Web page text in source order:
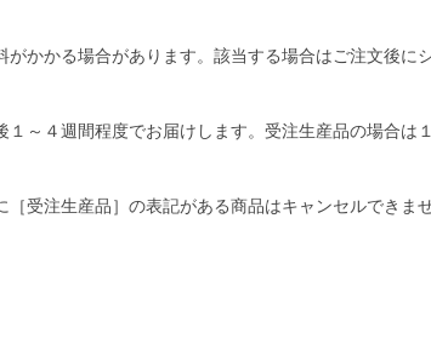
かかる場合があります。該当する場合はご注文後に
～４週間程度でお届けします。受注生産品の場合は
受注生産品］の表記がある商品はキャンセルできませ